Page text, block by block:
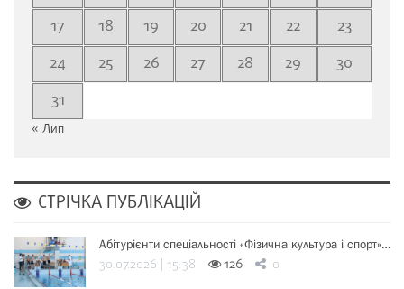
17
18 19 20 21 22
23
24
25 26 27 28 29
30
31
« Лип
СТРІЧКА ПУБЛІКАЦІЙ
Абітурієнти спеціальності «Фізична культура і спорт»…
30.07.2026 | 15:38 126 0